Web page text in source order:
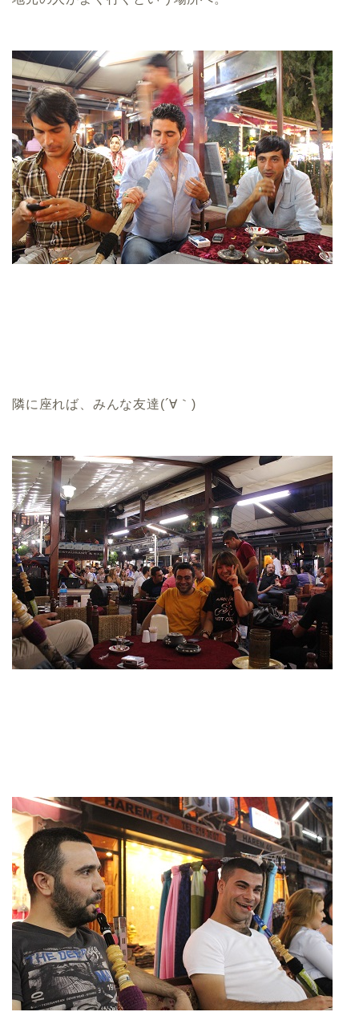
隣に座れば、みんな友達(´∀｀)